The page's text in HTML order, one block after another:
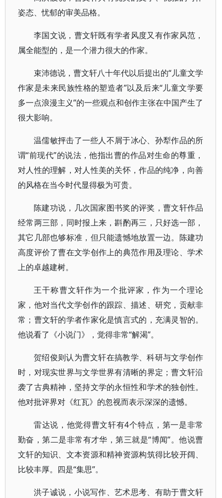
姿态、忧郁的审美品格。
李国文说，曹文轩既有学者风度又有作家风范，
属全能型的，是一个潜力很大的作家。
束沛德说，曹文轩八十年代以后提出的“儿童文学
作家是未来民族性格的塑造者”以及后来“儿童文学要
多一点浪漫主义”的一些观点和创作主张在中国产生了
很大影响。
温儒敏抨击了一些人不屑于冰心、孙犁作品的所
谓“前现代”的说法，他指出曹的作品对生命的尊重，
对人性的理解，对人性美的关怀，作品的纯净，向善
的风格在当今时代显得极为可贵。
陈建功说，几次国家图书奖的评奖，曹文轩作品
经常两三部，同时报上来，斟酌再三，只好选一部，
其它几部也够标准，但只能遗憾地放置一边。陈建功
高度评价了曹在文学创作上的典范作用及理论、学术
上的卓越建树。
王干称曹文轩作为一个批评家，作为一个理论
家，他对当代文学创作的跟踪、描述、研究，贡献非
常；曹文轩的学者作家化是慎言式的，充满灵智的。
他说看了《小说门》，觉得非常“解渴”。
贺绍俊则认为曹文轩在搞教学、科研与文学创作
时，对现实世界与文学世界有清晰的界定；曹文轩沿
袭了古典精神，坚持文学的永恒性和学术的独创性。
他对批评界对《红瓦》的忽视而表示深深的遗憾。
雷达说，他觉得曹文轩有4个特点，第一是非常
勤奋，第二是非常有才华，第三就是“博闻”。他说曹
文轩的知识、文本资源和精神资源构筑得比较开阔、
比较丰厚。四是“集思”。
洪子诚说，小说写作、艺术思考、有助于曹文轩